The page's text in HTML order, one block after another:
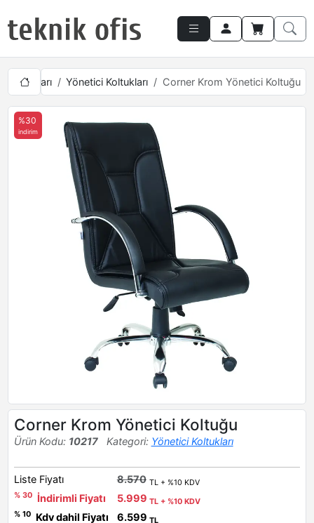
Yönetici Koltukları Corner Krom Yönetici Koltuğu
%30
indirim
Corner Krom Yönetici Koltuğu
Ürün Kodu: 10217 Kategori: Yönetici Koltukları
Liste Fiyatı 8.570 TL + %10 KDV
% 30
İndirimli Fiyatı 5.999 TL + %10 KDV
% 10
Kdv dahil Fiyatı 6.599 TL